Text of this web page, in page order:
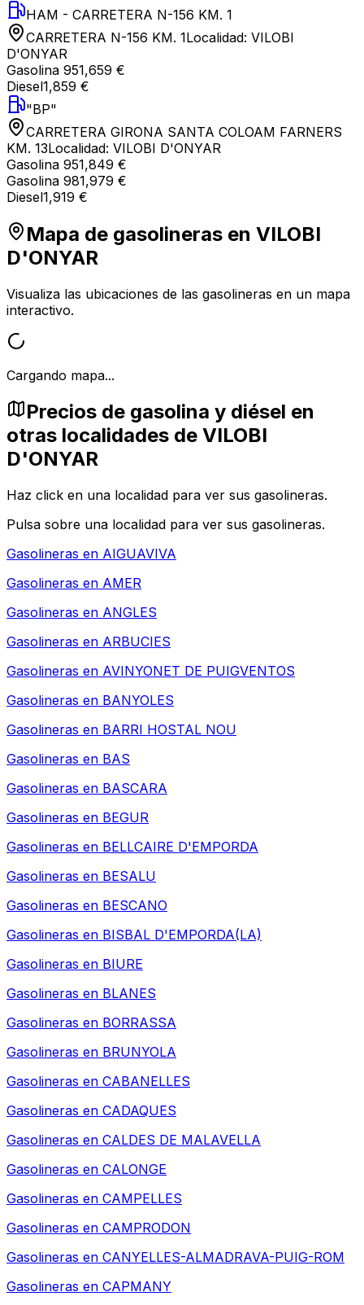
HAM - CARRETERA N-156 KM. 1
CARRETERA N-156 KM. 1Localidad: VILOBI
D'ONYAR
Gasolina 951,659 €
Diesel1,859 €
"BP"
CARRETERA GIRONA SANTA COLOAM FARNERS
KM. 13Localidad: VILOBI D'ONYAR
Gasolina 951,849 €
Gasolina 981,979 €
Diesel1,919 €
Mapa de gasolineras en VILOBI
D'ONYAR
Visualiza las ubicaciones de las gasolineras en un mapa
interactivo.
Cargando mapa...
Precios de gasolina y diésel en
otras localidades de VILOBI
D'ONYAR
Haz click en una localidad para ver sus gasolineras.
Pulsa sobre una localidad para ver sus gasolineras.
Gasolineras en AIGUAVIVA
Gasolineras en AMER
Gasolineras en ANGLES
Gasolineras en ARBUCIES
Gasolineras en AVINYONET DE PUIGVENTOS
Gasolineras en BANYOLES
Gasolineras en BARRI HOSTAL NOU
Gasolineras en BAS
Gasolineras en BASCARA
Gasolineras en BEGUR
Gasolineras en BELLCAIRE D'EMPORDA
Gasolineras en BESALU
Gasolineras en BESCANO
Gasolineras en BISBAL D'EMPORDA(LA)
Gasolineras en BIURE
Gasolineras en BLANES
Gasolineras en BORRASSA
Gasolineras en BRUNYOLA
Gasolineras en CABANELLES
Gasolineras en CADAQUES
Gasolineras en CALDES DE MALAVELLA
Gasolineras en CALONGE
Gasolineras en CAMPELLES
Gasolineras en CAMPRODON
Gasolineras en CANYELLES-ALMADRAVA-PUIG-ROM
Gasolineras en CAPMANY